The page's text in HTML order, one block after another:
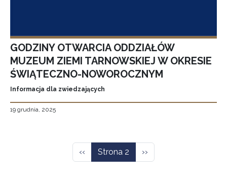
GODZINY OTWARCIA ODDZIAŁÓW
MUZEUM ZIEMI TARNOWSKIEJ W OKRESIE
ŚWIĄTECZNO-NOWOROCZNYM
Informacja dla zwiedzających
19 grudnia, 2025
Poprzednia strona
‹‹ Strona 2 Następna strona
››